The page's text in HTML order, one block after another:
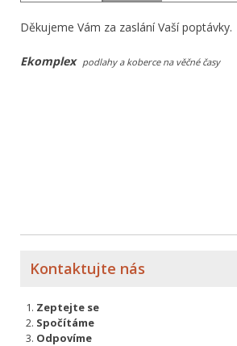
Děkujeme Vám za zaslání Vaší poptávky.
Ekomplex podlahy a koberce na věčné časy
Kontaktujte nás
Zeptejte se
Spočítáme
Odpovíme